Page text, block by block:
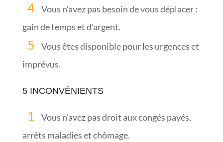
Vous n’avez pas besoin de vous déplacer :
gain de temps et d’argent.
Vous êtes disponible pour les urgences et
imprévus.
5 INCONVÉNIENTS
Vous n’avez pas droit aux congés payés,
arrêts maladies et chômage.